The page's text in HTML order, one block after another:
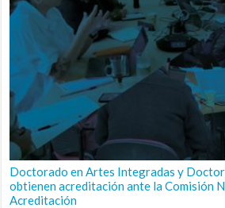
Doctorado en Artes Integradas y
obtienen acreditación ante la Comisión
Acreditación